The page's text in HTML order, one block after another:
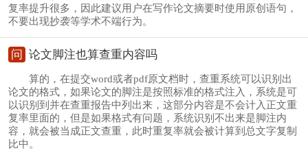
复率提升很多，因此建议用户在写作论文摘要时使用原创语句，
不要出现抄袭等学术不端行为。
问 论文脚注也算查重内容吗
算的，在提交word或者pdf原文档时，查重系统可以识别出
论文的格式，如果论文的脚注是按照标准的格式注入，系统是可
以识别到并在查重报告中列出来，这部分内容是不会计入正文重
复率里面的，但是如果格式有问题，系统识别不出来是脚注内
容，就会被当成正文查重，此时重复率就会被计算到总文字复制
比中。